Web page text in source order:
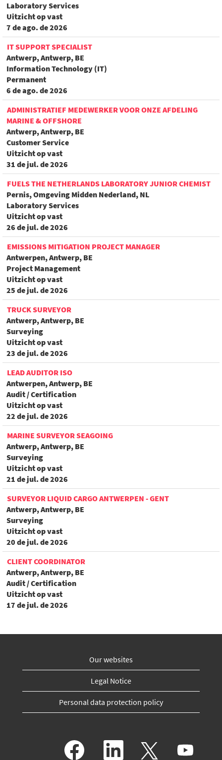
Laboratory Services
Uitzicht op vast
7 de ago. de 2026
IT SUPPORT SPECIALIST
Antwerp, Antwerp, BE
Information Technology (IT)
Permanent
6 de ago. de 2026
ADMINISTRATIEF MEDEWERKER VOOR ONZE AFDELING
MARINE & OFFSHORE
Antwerp, Antwerp, BE
Customer Service
Uitzicht op vast
31 de jul. de 2026
FUELS THE NETHERLANDS LABORATORY JUNIOR CHEMIST
Pernis, Omgeving Midden Nederland, NL
Laboratory Services
Uitzicht op vast
26 de jul. de 2026
EMISSIONS MITIGATION PROJECT MANAGER
Antwerpen, Antwerp, BE
Project Management
Uitzicht op vast
25 de jul. de 2026
TRUCK SURVEYOR
Antwerp, Antwerp, BE
Surveying
Uitzicht op vast
23 de jul. de 2026
LEAD AUDITOR ISO
Antwerpen, Antwerp, BE
Audit / Certification
Uitzicht op vast
22 de jul. de 2026
MARINE SURVEYOR SEAGOING
Antwerp, Antwerp, BE
Surveying
Uitzicht op vast
21 de jul. de 2026
SURVEYOR LIQUID CARGO ANTWERPEN - GENT
Antwerp, Antwerp, BE
Surveying
Uitzicht op vast
20 de jul. de 2026
CLIENT COORDINATOR
Antwerp, Antwerp, BE
Audit / Certification
Uitzicht op vast
17 de jul. de 2026
Our websites
Legal Notice
Personal data protection policy
A
b
A
r
A
b